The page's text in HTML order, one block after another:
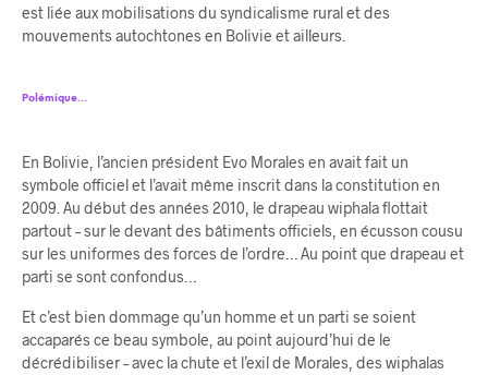
est liée aux mobilisations du syndicalisme rural et des
mouvements autochtones en Bolivie et ailleurs.
Polémique…
En Bolivie, l’ancien président Evo Morales en avait fait un
symbole officiel et l’avait même inscrit dans la constitution en
2009. Au début des années 2010, le drapeau wiphala flottait
partout – sur le devant des bâtiments officiels, en écusson cousu
sur les uniformes des forces de l’ordre… Au point que drapeau et
parti se sont confondus…
Et c’est bien dommage qu’un homme et un parti se soient
accaparés ce beau symbole, au point aujourd’hui de le
décrédibiliser – avec la chute et l’exil de Morales, des wiphalas